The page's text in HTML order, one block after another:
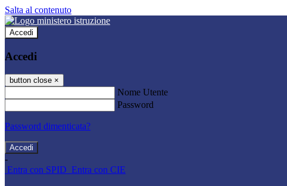
Salta al contenuto
Accedi
Accedi
button close ×
Nome Utente
Password
Password dimenticata?
-
Entra con SPID Entra con CIE